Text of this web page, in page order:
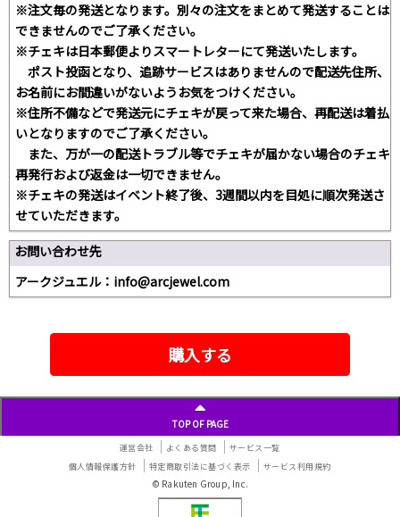
※注文毎の発送となります。別々の注文をまとめて発送することは
できませんのでご了承ください。
※チェキは日本郵便よりスマートレターにて発送いたします。
ポスト投函となり、追跡サービスはありませんので配送先住所、
お名前にお間違いがないようお気をつけください。
※住所不備などで発送元にチェキが戻って来た場合、再配送は着払
いとなりますのでご了承ください。
また、万が一の配送トラブル等でチェキが届かない場合のチェキ
再発行および返金は一切できません。
※チェキの発送はイベント終了後、3週間以内を目処に順次発送さ
せていただきます。
お問い合わせ先
アークジュエル：info@arcjewel.com
購入する
TOP OF PAGE
運営会社 よくある質問
サービス一覧
個人情報保護方針
特定商取引法に基づく表示 サービス利用規約
© Rakuten Group, Inc.